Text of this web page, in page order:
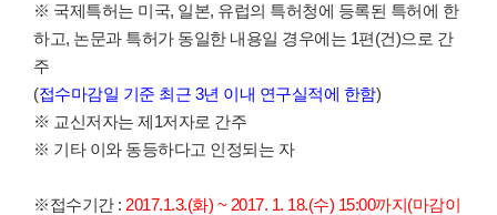
※ 국제특허는 미국, 일본, 유럽의 특허청에 등록된 특허에 한
하고, 논문과 특허가 동일한 내용일 경우에는 1편(건)으로 간
주
(접수마감일 기준 최근 3년 이내 연구실적에 한함)
※ 교신저자는 제1저자로 간주
※ 기타 이와 동등하다고 인정되는 자
※접수기간 : 2017.1.3.(화) ~ 2017. 1. 18.(수) 15:00까지(마감이